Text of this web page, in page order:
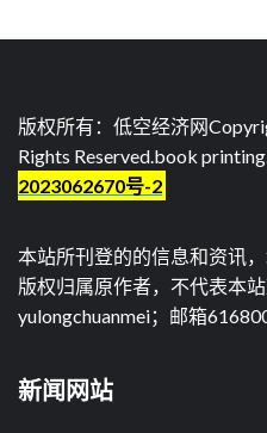
版权所有：低空经济网
Rights Reserved.book printing
2023062670号-2
本站所刊登的的信息和资讯
版权归属原作者，不代表本
yulongchuanmei；邮箱
新闻网站